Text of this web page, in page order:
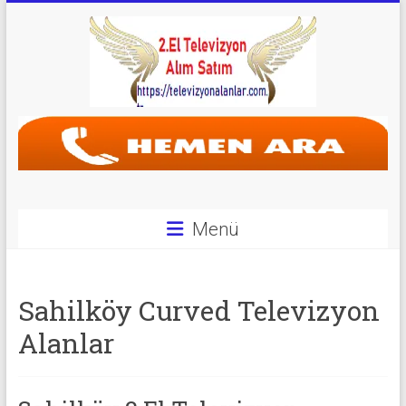
Televizyon
Alanlar
Alanlar
|
Menü
Sahilköy Curved Televizyon
Alanlar